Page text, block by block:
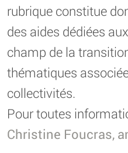
rubrique constitue
des aides dédiées
champ de la
thématiques
collectivités.
Pour toutes
Christine Foucras,